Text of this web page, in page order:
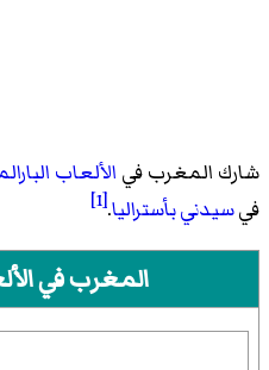
شارك المغرب في الألعاب
فيسيدنيبأستراليا.
[1]
المغربفي